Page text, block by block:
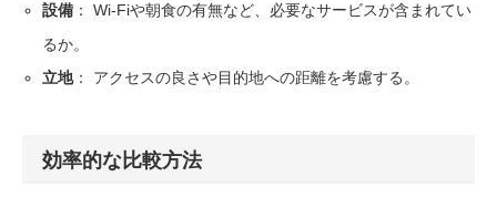
設備 ： Wi-Fiや朝食の有無など、必要なサービスが含まれてい
るか。
立地： アクセスの良さや目的地への距離を考慮する。
効率的な比較方法